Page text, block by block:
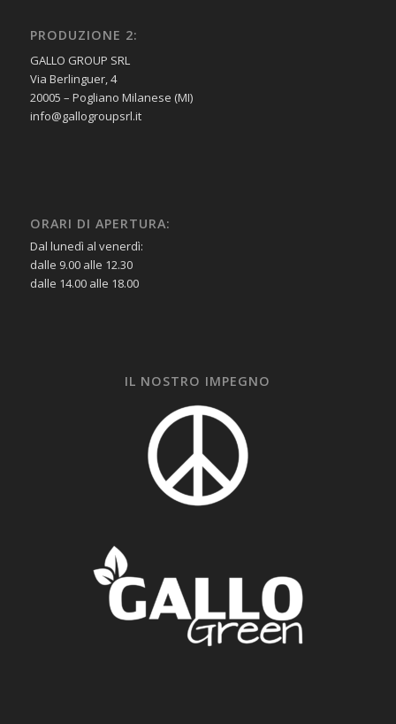
PRODUZIONE 2:
GALLO GROUP SRL
Via Berlinguer, 4
20005 – Pogliano Milanese (MI)
info@gallogroupsrl.it
ORARI DI APERTURA:
Dal lunedì al venerdì:
dalle 9.00 alle 12.30
dalle 14.00 alle 18.00
IL NOSTRO IMPEGNO